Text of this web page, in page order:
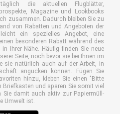
die aktuellen Flugblätter,
Magazine und Lookbooks
zusammen. Dadurch bleiben Sie zu
von Rabatten und Angeboten der
ein spezielles Angebot, eine
besonderen Rabatt während des
Ihrer Nähe. Häufig finden Sie neue
Seite, noch bevor sie bei Ihnen im
sie natürlich auch auf der Arbeit, in
angucken können. Fügen Sie
hinzu, kleben Sie einen "Bitte
Briefkasten und sparen Sie somit viel
Sie damit auch aktiv zur Papiermüll-
Umwelt ist.